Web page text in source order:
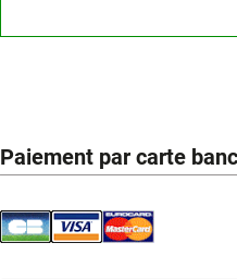
Paiement par carte